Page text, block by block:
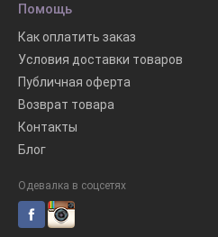
Помощь
Как оплатить заказ
Условия доставки товаров
Публичная оферта
Возврат товара
Контакты
Блог
Одевалка в соцсетях